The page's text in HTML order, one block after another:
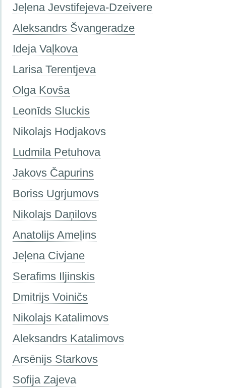
Jeļena Jevstifejeva-Dzeivere
Aleksandrs Švangeradze
Ideja Vaļkova
Larisa Terentjeva
Olga Kovša
Leonīds Sluckis
Nikolajs Hodjakovs
Ludmila Petuhova
Jakovs Čapurins
Boriss Ugrjumovs
Nikolajs Daņilovs
Anatolijs Ameļins
Jeļena Civjane
Serafims Iljinskis
Dmitrijs Voiničs
Nikolajs Katalimovs
Aleksandrs Katalimovs
Arsēnijs Starkovs
Sofija Zajeva